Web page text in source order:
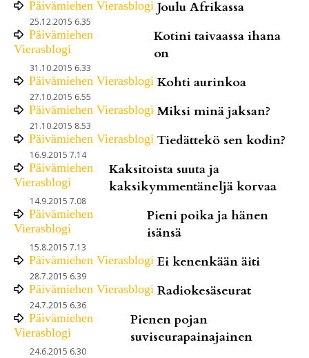
Päivämiehen Vierasblogi Joulu Afrikassa
25.12.2015 6.35
Päivämiehen
Vierasblogi
Kotini taivaassa ihana
on
31.10.2015 6.33
Päivämiehen Vierasblogi Kohti aurinkoa
27.10.2015 6.55
Päivämiehen Vierasblogi Miksi minä jaksan?
21.10.2015 8.53
Päivämiehen Vierasblogi Tiedättekö sen kodin?
16.9.2015 7.14
Päivämiehen
Vierasblogi
Kaksitoista suuta ja
kaksikymmentäneljä korvaa
14.9.2015 7.08
Päivämiehen
Vierasblogi
Pieni poika ja hänen
isänsä
15.8.2015 7.13
Päivämiehen Vierasblogi Ei kenenkään äiti
28.7.2015 6.39
Päivämiehen Vierasblogi Radiokesäseurat
24.7.2015 6.36
Päivämiehen
Vierasblogi
Pienen pojan
suviseurapainajainen
24.6.2015 6.30